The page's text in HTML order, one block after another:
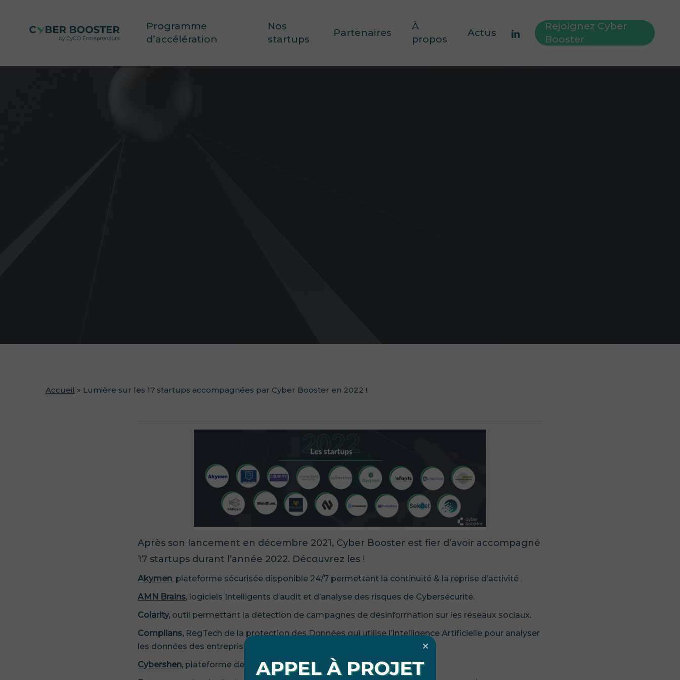
Programme
d’accélération
Nos
startups
Partenaires
À
propos
Actus
Rejoignez Cyber
Booster
linkedin
Accueil » Lumière sur les 17 startups accompagnées par Cyber Booster en 2022 !
Après son lancement en décembre 2021, Cyber Booster est fier d’avoir accompagné
17 startups durant l’année 2022. Découvrez les !
Akymen, plateforme sécurisée disponible 24/7 permettant la continuité & la reprise d’activité .
AMN Brains, logiciels Intelligents d’audit et d’analyse des risques de Cybersécurité.
Colarity, outil permettant la détection de campagnes de désinformation sur les réseaux sociaux.
Complians, RegTech de la protection des Données qui utilise l’Intelligence Artificielle pour analyser
les données des entreprises et vérifier leur conformité.
Cybershen, plateforme de sécurité automatisée des terminaux.